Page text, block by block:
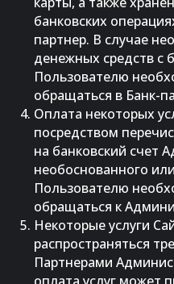
банковских
партнер. В случае
денежных средств с
Пользователю
обращаться в Банк-
Оплата некоторых
посредством
на банковский счет
необоснованного
Пользователю
обращаться к
Некоторые услуги
распространяться
Партнерами